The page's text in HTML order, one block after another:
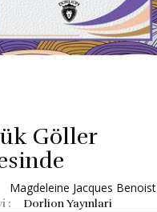
Göller
Magdeleine Jacques Benoist
: Dorlion Yayınlari